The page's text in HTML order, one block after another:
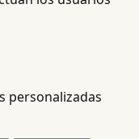
personalizadas